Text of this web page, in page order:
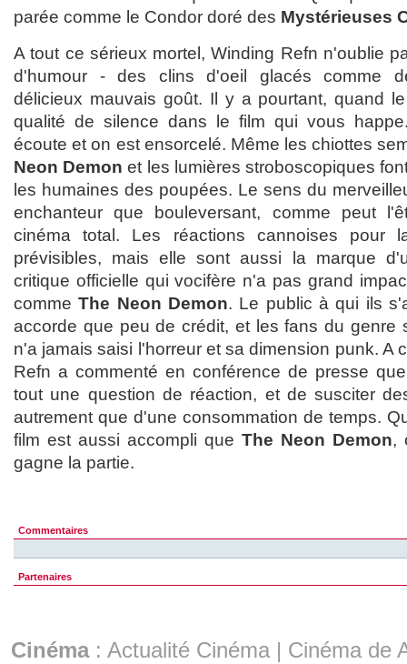
parée comme le Condor doré des Mystérieuses
A tout ce sérieux mortel, Winding Refn n'oublie
d'humour - des clins d'oeil glacés comme
délicieux mauvais goût. Il y a pourtant, quand
qualité de silence dans le film qui vous
écoute et on est ensorcelé. Même les chiottes
Neon Demon et les lumières stroboscopiques
les humaines des poupées. Le sens du
enchanteur que bouleversant, comme peut
cinéma total. Les réactions cannoises pour
prévisibles, mais elle sont aussi la marque
critique officielle qui vocifère n'a pas grand
commeThe Neon Demon. Le public à qui ils
accorde que peu de crédit, et les fans du genre
n'a jamais saisi l'horreur et sa dimension punk. A
Refn a commenté en conférence de presse
tout une question de réaction, et de susciter
autrement que d'une consommation de temps.
film est aussi accompli que The Neon Demon,
gagne la partie.
Commentaires
Partenaires
Cinéma: Actualité Cinéma | Cinéma de